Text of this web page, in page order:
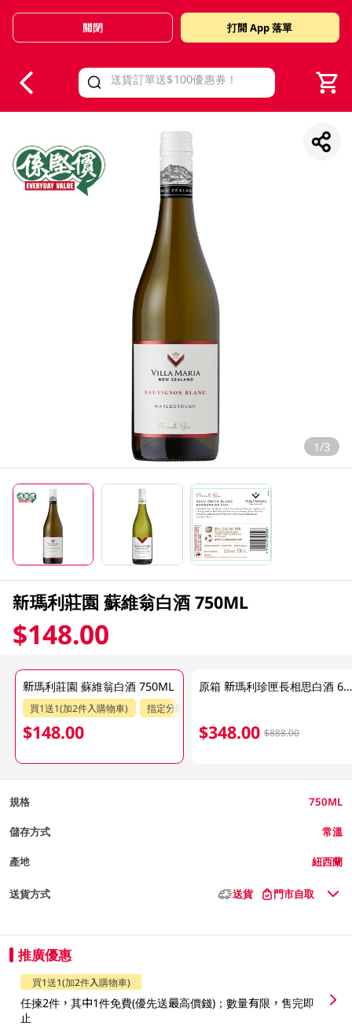
Valid Until 30 June 2026
關閉 打開 App 落單
1/3
新瑪利莊園 蘇維翁白酒 750ML
$148.00
新瑪利莊園 蘇維翁白酒 750ML
買1送1(加2件入購物車) 指定分類85折
$148.00
原箱 新瑪利珍匣長相思白酒 6 X 750ML
$348.00 $888.00
規格 750ML
儲存方式 常溫
產地 紐西蘭
送貨方式 送貨 門市自取
推廣優惠
買1送1(加2件入購物車)
任揀2件，其中1件免費(優先送最高價錢)；數量有限，售完即
止